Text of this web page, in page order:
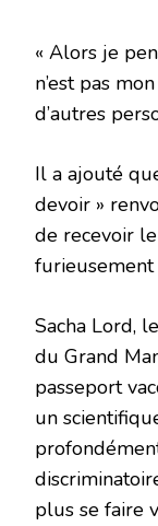
« Alors je
n’est pas
d’autres
Il a ajouté
devoir »
de recevoir
furieusement
Sacha Lord,
du Grand
passeport
un
plus se faire